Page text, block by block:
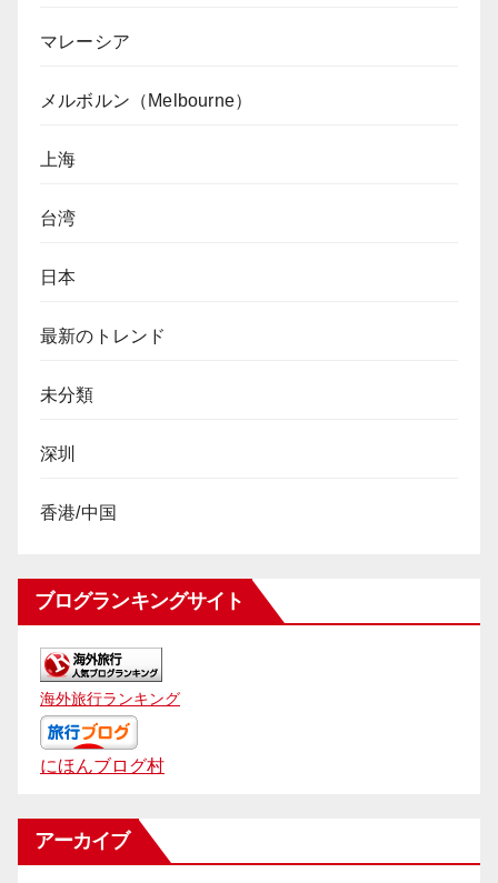
マレーシア
メルボルン（Melbourne）
上海
台湾
日本
最新のトレンド
未分類
深圳
香港/中国
ブログランキングサイト
海外旅行ランキング
にほんブログ村
アーカイブ